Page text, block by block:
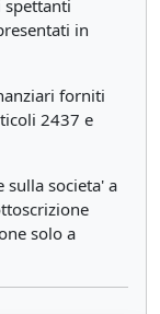
in
forniti
2437 e
sulla societa' a
solo a